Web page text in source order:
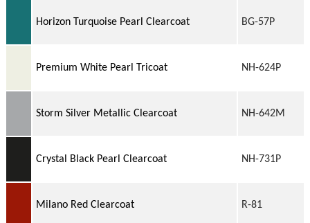
Horizon Turquoise Pearl Clearcoat BG-57P
Premium White Pearl Tricoat NH-624P
Storm Silver Metallic Clearcoat NH-642M
Crystal Black Pearl Clearcoat NH-731P
Milano Red Clearcoat R-81